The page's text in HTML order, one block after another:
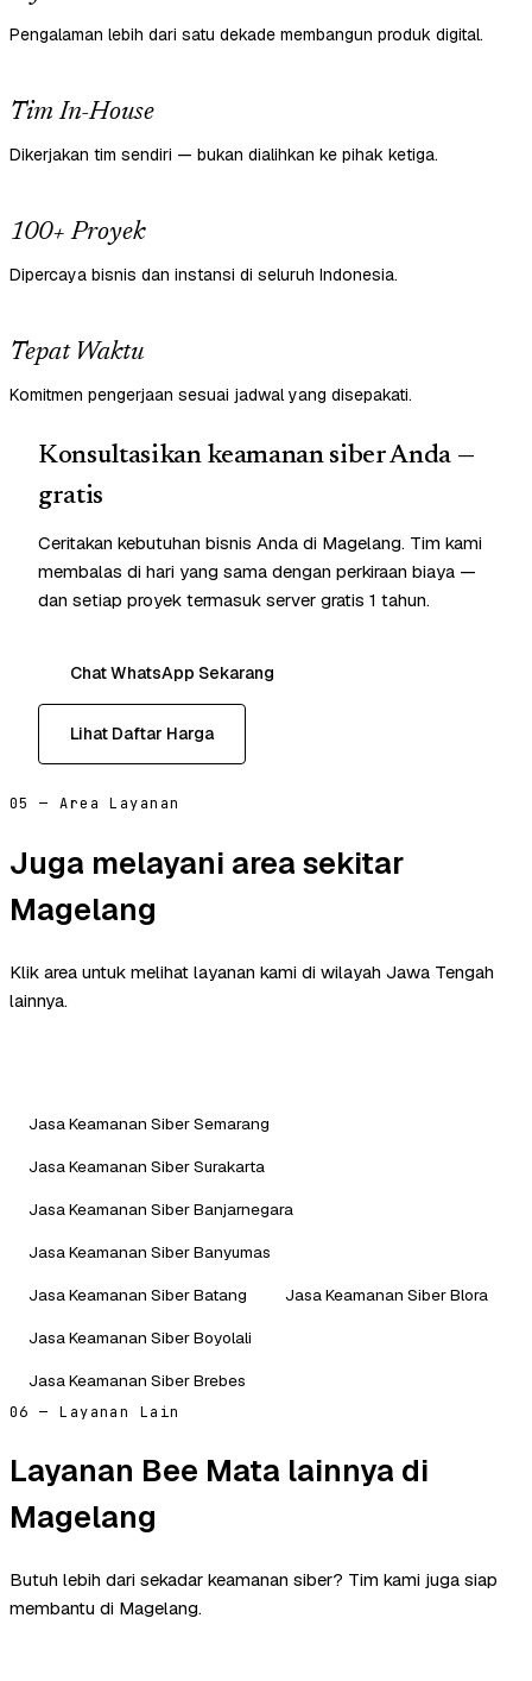
Pengalaman lebih dari satu dekade membangun produk digital.
Tim In-House
Dikerjakan tim sendiri — bukan dialihkan ke pihak ketiga.
100+ Proyek
Dipercaya bisnis dan instansi di seluruh Indonesia.
Tepat Waktu
Komitmen pengerjaan sesuai jadwal yang disepakati.
Konsultasikan keamanan siber Anda —
gratis
Ceritakan kebutuhan bisnis Anda di Magelang. Tim kami
membalas di hari yang sama dengan perkiraan biaya —
dan setiap proyek termasuk server gratis 1 tahun.
Chat WhatsApp Sekarang
Lihat Daftar Harga
05 — Area Layanan
Juga melayani area sekitar
Magelang
Klik area untuk melihat layanan kami di wilayah Jawa Tengah
lainnya.
Jasa Keamanan Siber Semarang
Jasa Keamanan Siber Surakarta
Jasa Keamanan Siber Banjarnegara
Jasa Keamanan Siber Banyumas
Jasa Keamanan Siber Batang
Jasa Keamanan Siber Blora
Jasa Keamanan Siber Boyolali
Jasa Keamanan Siber Brebes
06 — Layanan Lain
Layanan Bee Mata lainnya di
Magelang
Butuh lebih dari sekadar keamanan siber? Tim kami juga siap
membantu di Magelang.